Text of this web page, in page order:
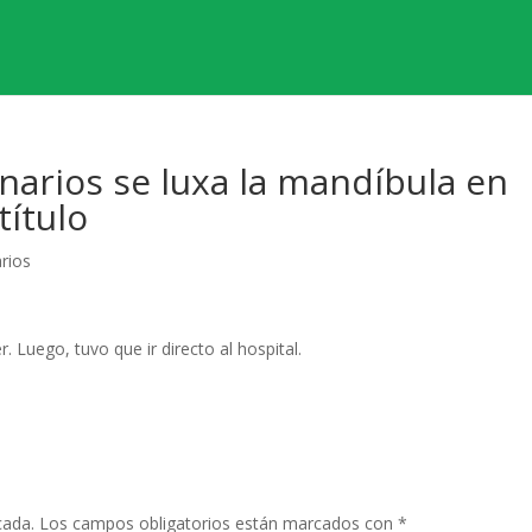
se luxa la mandíbula en
Luego, tuvo que ir directo al hospital.
Los campos obligatorios están marcados con*